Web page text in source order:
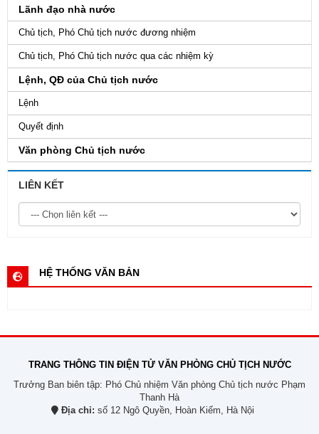
Lãnh đạo nhà nước
Chủ tịch, Phó Chủ tịch nước đương nhiệm
Chủ tịch, Phó Chủ tịch nước qua các nhiệm kỳ
Lệnh, QĐ của Chủ tịch nước
Lệnh
Quyết định
Văn phòng Chủ tịch nước
LIÊN KẾT
HỆ THỐNG VĂN BẢN
TRANG THÔNG TIN ĐIỆN TỬ VĂN PHÒNG CHỦ TỊCH NƯỚC
Trưởng Ban biên tập: Phó Chủ nhiệm Văn phòng Chủ tịch nước Phạm
Thanh Hà
Địa chỉ: số 12 Ngô Quyền, Hoàn Kiếm, Hà Nội